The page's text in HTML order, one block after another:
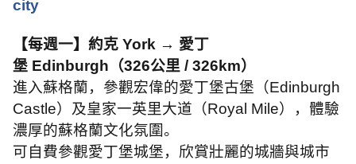
city
【每週一】約克 York → 愛丁
堡 Edinburgh （326公里 / 326km）
進入蘇格蘭，參觀宏偉的愛丁堡古堡（Edinburgh
Castle）及皇家一英里大道（Royal Mile），體驗
濃厚的蘇格蘭文化氛圍。
可自費參觀愛丁堡城堡，欣賞壯麗的城牆與城市